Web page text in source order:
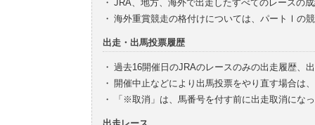
・ JRA、地方、海外で出走したすべてのレースの
・ 海外重賞競走の格付けについては、パートⅠの
出走・出馬投票履歴
・ 過去16開催日のJRAのレースのみの出走履歴、
・ 開催中止などにより出馬投票をやり直す場合は
・
「※取消」は、馬番号を付す前に出走取消にな